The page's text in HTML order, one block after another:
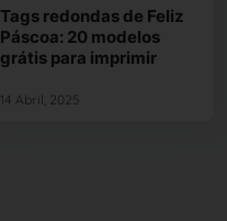
Tags redondas de Feliz
Páscoa: 20 modelos
grátis para imprimir
14 Abril, 2025